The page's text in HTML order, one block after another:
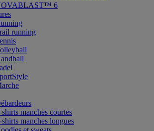
6
running
shirts manches courtes
shirts manches longues